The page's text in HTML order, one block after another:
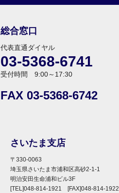
総合窓口
代表直通ダイヤル
03-5368-6741
受付時間 9:00～17:30
FAX 03-5368-6742
さいたま支店
〒330-0063
埼玉県さいたま市浦和区高砂2-1-1
明治安田生命浦和ビル3F
[TEL]048-814-1921 [FAX]048-814-1922